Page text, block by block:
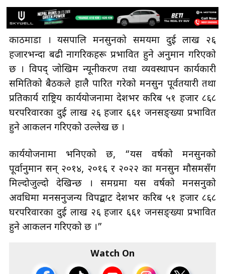
काठमाडौँ । यसपालि मनसुनको समयमा दुई लाख २६
हजारभन्दा बढी नागरिकहरू प्रभावित हुने अनुमान गरिएको
छ । विपद् जोखिम न्यूनीकरण तथा व्यवस्थापन कार्यकारी
समितिको बैठकले हालै पारित गरेको मनसुन पूर्वतयारी तथा
प्रतिकार्य राष्ट्रिय कार्ययोजनामा देशभर करिब ५१ हजार ८६८
घरपरिवारका दुई लाख २६ हजार ६६१ जनसङ्ख्या प्रभावित
हुने आकलन गरिएको उल्लेख छ ।
कार्ययोजनामा भनिएको छ, “यस वर्षको मनसुनको
पूर्वानुमान सन् २०१४, २०१६ र २०२२ का मनसुन मौसमसँग
मिल्दोजुल्दो देखिन्छ । समग्रमा यस वर्षको मनसनुको
अवधिमा मनसनुजन्य विपद्बाट देशभर करिब ५१ हजार ८६८
घरपरिवारका दुई लाख २६ हजार ६६१ जनसङ्ख्या प्रभावित
हुने आकलन गरिएको छ ।”
Watch On